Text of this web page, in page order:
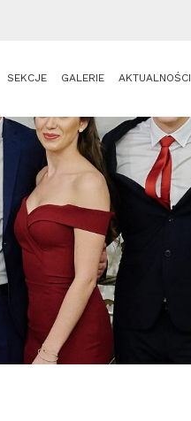
SEKCJE GALERIE AKTUALNOŚCI